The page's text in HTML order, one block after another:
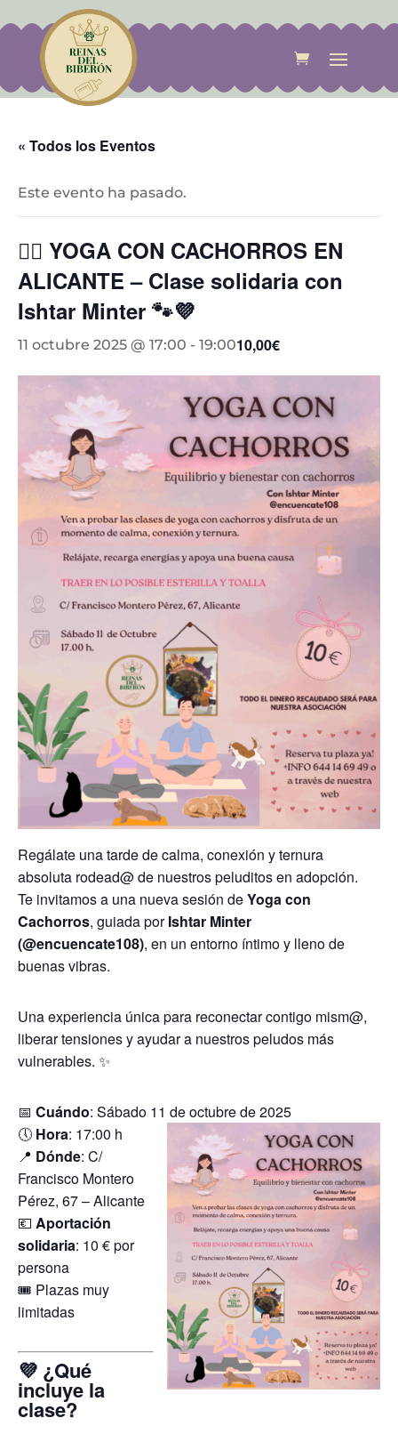
« Todos los Eventos
Este evento ha pasado.
🧘‍♀️ YOGA CON CACHORROS EN
ALICANTE – Clase solidaria con
Ishtar Minter 🐾💜
11 octubre 2025 @ 17:00 - 19:0010,00€
Regálate una tarde de calma, conexión y ternura
absoluta rodead@ de nuestros peluditos en adopción.
Te invitamos a una nueva sesión deYoga con
Cachorros, guiada porIshtar Minter
(@encuencate108), en un entorno íntimo y lleno de
buenas vibras.
Una experiencia única para reconectar contigo mism@,
liberar tensiones y ayudar a nuestros peludos más
vulnerables. ✨
📅 Cuándo: Sábado 11 de octubre de 2025
🕔 Hora: 17:00 h
📍 Dónde: C/
Francisco Montero
Pérez, 67 – Alicante
💶 Aportación
solidaria: 10 € por
persona
🎟️ Plazas muy
limitadas
💜 ¿Qué
incluye la
clase?